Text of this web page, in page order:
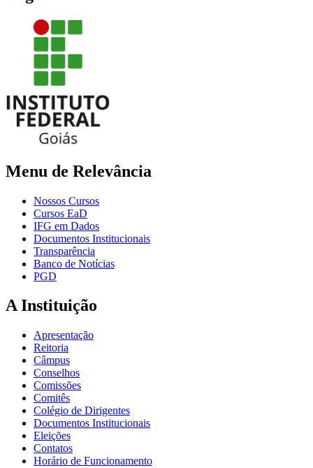
Menu de Relevância
Nossos Cursos
Cursos EaD
IFG em Dados
Documentos Institucionais
Transparência
Banco de Notícias
PGD
A Instituição
Apresentação
Reitoria
Câmpus
Conselhos
Comissões
Comitês
Colégio de Dirigentes
Documentos Institucionais
Eleições
Contatos
Horário de Funcionamento